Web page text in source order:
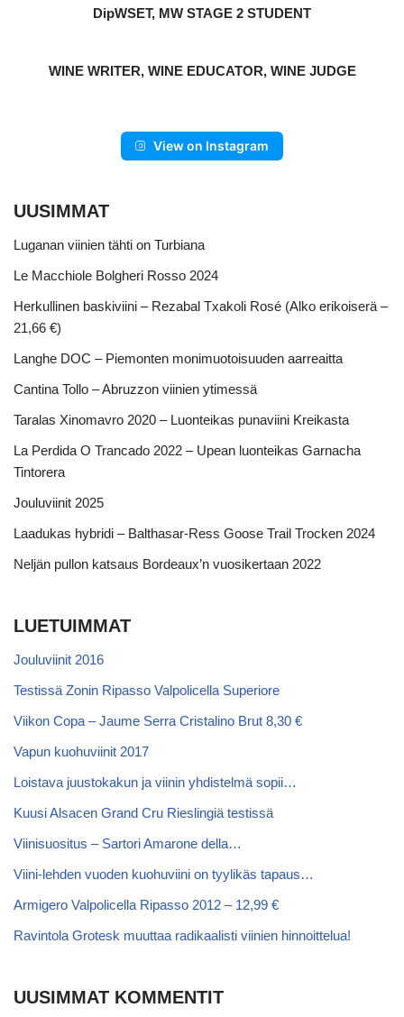
DipWSET, MW STAGE 2 STUDENT
WINE WRITER, WINE EDUCATOR, WINE JUDGE
View on Instagram
UUSIMMAT
Luganan viinien tähti on Turbiana
Le Macchiole Bolgheri Rosso 2024
Herkullinen baskiviini – Rezabal Txakoli Rosé (Alko erikoiserä –
21,66 €)
Langhe DOC – Piemonten monimuotoisuuden aarreaitta
Cantina Tollo – Abruzzon viinien ytimessä
Taralas Xinomavro 2020 – Luonteikas punaviini Kreikasta
La Perdida O Trancado 2022 – Upean luonteikas Garnacha
Tintorera
Jouluviinit 2025
Laadukas hybridi – Balthasar-Ress Goose Trail Trocken 2024
Neljän pullon katsaus Bordeaux’n vuosikertaan 2022
LUETUIMMAT
Jouluviinit 2016
Testissä Zonin Ripasso Valpolicella Superiore
Viikon Copa – Jaume Serra Cristalino Brut 8,30 €
Vapun kuohuviinit 2017
Loistava juustokakun ja viinin yhdistelmä sopii…
Kuusi Alsacen Grand Cru Rieslingiä testissä
Viinisuositus – Sartori Amarone della…
Viini-lehden vuoden kuohuviini on tyylikäs tapaus…
Armigero Valpolicella Ripasso 2012 – 12,99 €
Ravintola Grotesk muuttaa radikaalisti viinien hinnoittelua!
UUSIMMAT KOMMENTIT